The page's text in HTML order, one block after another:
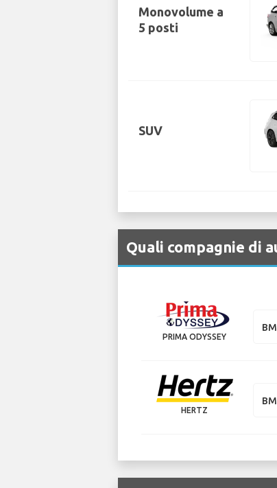
Monovolume a
5 posti
SUV
Quali compagnie di
PRIMA ODYSSEY
HERTZ